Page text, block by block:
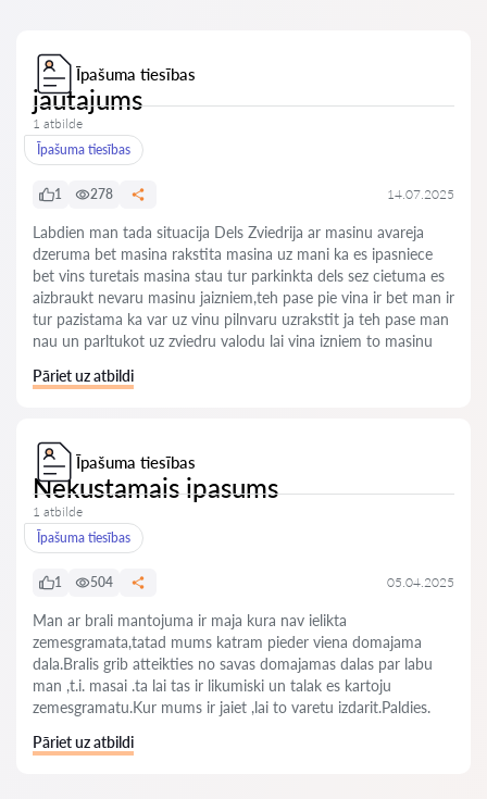
Īpašuma tiesības
jautajums
1 atbilde
Īpašuma tiesības
1 278 14.07.2025
Labdien man tada situacija Dels Zviedrija ar masinu avareja
dzeruma bet masina rakstita masina uz mani ka es ipasniece
bet vins turetais masina stau tur parkinkta dels sez cietuma es
aizbraukt nevaru masinu jaizniem,teh pase pie vina ir bet man ir
tur pazistama ka var uz vinu pilnvaru uzrakstit ja teh pase man
nau un parltukot uz zviedru valodu lai vina izniem to masinu
Pāriet uz atbildi
Īpašuma tiesības
Nekustamais ipasums
1 atbilde
Īpašuma tiesības
1 504 05.04.2025
Man ar brali mantojuma ir maja kura nav ielikta
zemesgramata,tatad mums katram pieder viena domajama
dala.Bralis grib atteikties no savas domajamas dalas par labu
man ,t.i. masai .ta lai tas ir likumiski un talak es kartoju
zemesgramatu.Kur mums ir jaiet ,lai to varetu izdarit.Paldies.
Pāriet uz atbildi